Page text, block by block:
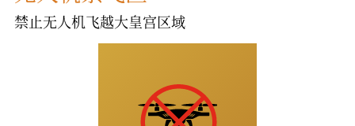
禁止无人机飞越大皇宫区域